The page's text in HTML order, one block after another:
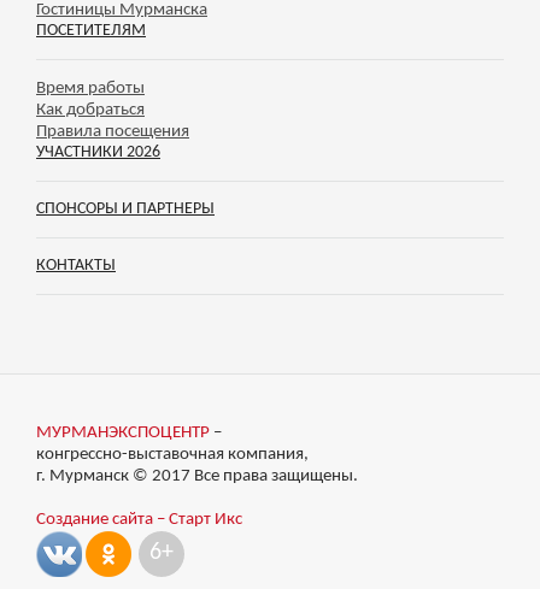
Гостиницы Мурманска
ПОСЕТИТЕЛЯМ
Время работы
Как добраться
Правила посещения
УЧАСТНИКИ 2026
СПОНСОРЫ И ПАРТНЕРЫ
КОНТАКТЫ
МУРМАНЭКСПОЦЕНТР –
конгрессно-выставочная компания,
г. Мурманск © 2017 Все права защищены.
Создание сайта – Старт Икс
6+